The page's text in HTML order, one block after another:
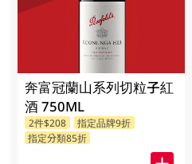
奔富冠蘭山系列切粒子紅
酒 750ML
2件$208
指定品牌9折
指定分類85折